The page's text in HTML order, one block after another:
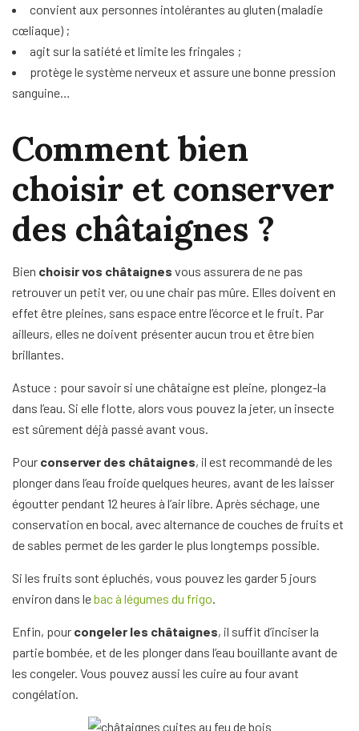
convient aux personnes intolérantes au gluten (maladie
cœliaque) ;
agit sur la satiété et limite les fringales ;
protège le système nerveux et assure une bonne pression
sanguine…
Comment bien
choisir et conserver
des châtaignes ?
Bien choisir vos châtaignes vous assurera de ne pas
retrouver un petit ver, ou une chair pas mûre. Elles doivent en
effet être pleines, sans espace entre l’écorce et le fruit. Par
ailleurs, elles ne doivent présenter aucun trou et être bien
brillantes.
Astuce : pour savoir si une châtaigne est pleine, plongez-la
dans l’eau. Si elle flotte, alors vous pouvez la jeter, un insecte
est sûrement déjà passé avant vous.
Pour conserver des châtaignes, il est recommandé de les
plonger dans l’eau froide quelques heures, avant de les laisser
égoutter pendant 12 heures à l’air libre. Après séchage, une
conservation en bocal, avec alternance de couches de fruits et
de sables permet de les garder le plus longtemps possible.
Si les fruits sont épluchés, vous pouvez les garder 5 jours
environ dans lebac à légumes du frigo.
Enfin, pour congeler les châtaignes, il suffit d’inciser la
partie bombée, et de les plonger dans l’eau bouillante avant de
les congeler. Vous pouvez aussi les cuire au four avant
congélation.